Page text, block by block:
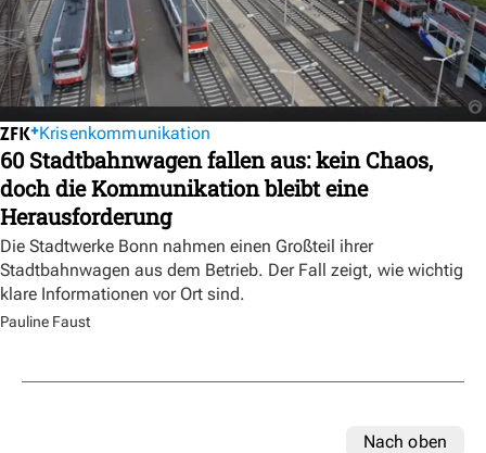
Krisenkommunikation
60 Stadtbahnwagen fallen aus: kein Chaos,
doch die Kommunikation bleibt eine
Herausforderung
Die Stadtwerke Bonn nahmen einen Großteil ihrer
Stadtbahnwagen aus dem Betrieb. Der Fall zeigt, wie wichtig
klare Informationen vor Ort sind.
Pauline Faust
Nach oben